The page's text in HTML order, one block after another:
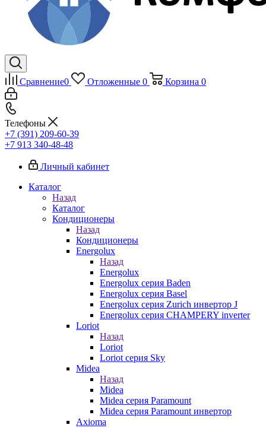
Сравнение0 Отложенные 0 Корзина 0
Телефоны
+7 (391) 209-60-39
+7 913 340-48-48
Личный кабинет
Каталог
Назад
Каталог
Кондиционеры
Назад
Кондиционеры
Energolux
Назад
Energolux
Energolux серия Baden
Energolux серия Basel
Energolux серия Zurich инвертор J
Energolux серия CHAMPERY inverter
Loriot
Назад
Loriot
Loriot серия Sky
Midea
Назад
Midea
Midea серия Paramount
Midea серия Paramount инвертор
Axioma